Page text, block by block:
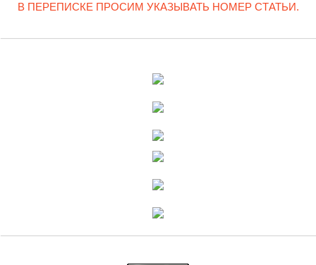
В ПЕРЕПИСКЕ ПРОСИМ УКАЗЫВАТЬ НОМЕР СТАТЬИ.